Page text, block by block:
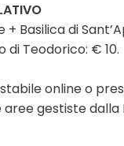
+ Basilica di
di Teodorico: € 10.
onlineo
aree gestiste dalla